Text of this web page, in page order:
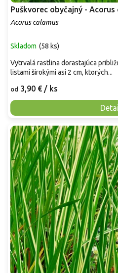
Puškvorec
Acorus calamus
Skladom (58 ks)
od 3,90 € / ks
Vytrvalá rastlina dorastajúca
listami širokými asi 2 cm, ktorých...